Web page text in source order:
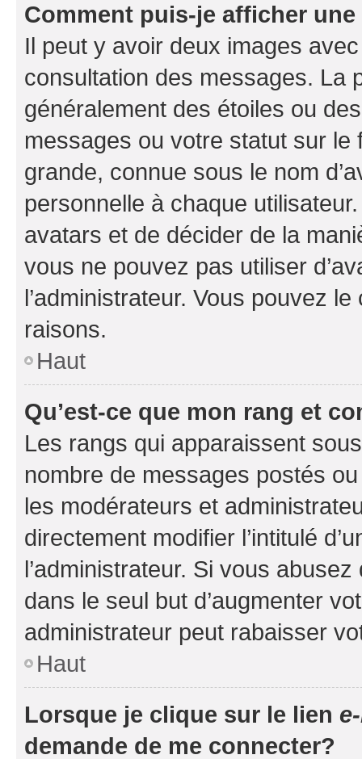
Comment puis-je afficher
Il peut y avoir deux images
consultation des messages. La
généralement des étoiles ou
messages ou votre statut sur
grande, connue sous le nom
personnelle à chaque utilisateur.
avatars et de décider de la
vous ne pouvez pas utiliser
l’administrateur. Vous pouvez
raisons.
Haut
Qu’est-ce que mon rang et
Les rangs qui apparaissent
nombre de messages postés
les modérateurs et
directement modifier l’intitulé
l’administrateur. Si vous
dans le seul but d’augmenter
administrateur peut rabaisser
Haut
Lorsque je clique sur le lien
demande de me connecter?